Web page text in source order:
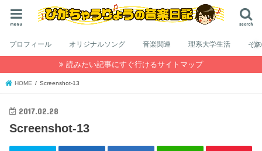
search
menu
プロフィール オリジナルソング 音楽関連 理系大学生活 そ
読みたい記事にすぐ行けるサイトマップ
HOME Screenshot-13
2017.02.28
Screenshot-13